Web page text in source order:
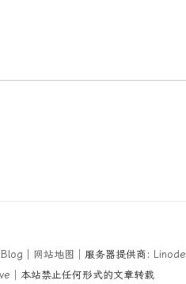
网站地图 │服务器提供商: Linode
│本站禁止任何形式的文章转载